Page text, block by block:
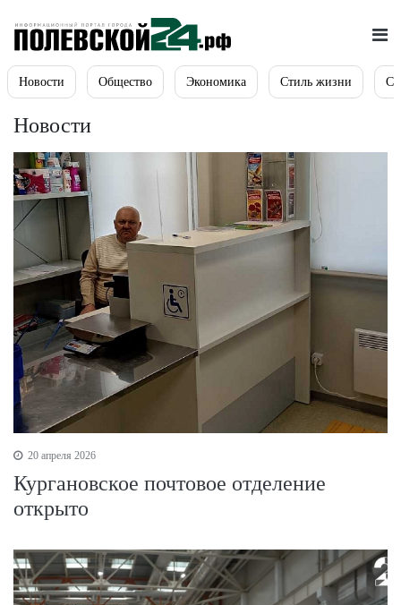
Новости Общество Экономика Стиль жизни
Новости
20 апреля 2026
Кургановское почтовое отделение
открыто